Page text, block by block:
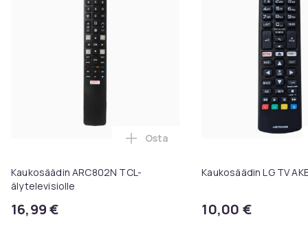
Kaukosäädin ARC802N TCL-
älytelevisiolle
16,99 €
Lisää Kaukosäädin ARC802N
Osta
Kaukosäädin LG TV
10,00 €